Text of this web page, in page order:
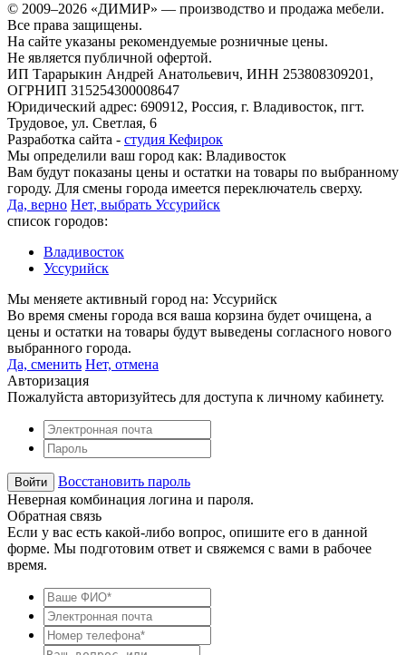
© 2009–2026 «ДИМИР» — производство и продажа мебели.
Все права защищены.
На сайте указаны рекомендуемые розничные цены.
Не является публичной офертой.
ИП Тарарыкин Андрей Анатольевич, ИНН 253808309201,
ОГРНИП 315254300008647
Юридический адрес: 690912, Россия, г. Владивосток, пгт.
Трудовое, ул. Светлая, 6
Разработка сайта - студия Кефирок
Мы определили ваш город как: Владивосток
Вам будут показаны цены и остатки на товары по выбранному
городу. Для смены города имеется переключатель сверху.
Да, верно Нет, выбрать Уссурийск
список городов:
Владивосток
Уссурийск
Мы меняете активный город на: Уссурийск
Во время смены города вся ваша корзина будет очищена, а
цены и остатки на товары будут выведены согласного нового
выбранного города.
Да, сменить Нет, отмена
Авторизация
Пожалуйста авторизуйтесь для доступа к личному кабинету.
Восстановить пароль
Неверная комбинация логина и пароля.
Обратная связь
Если у вас есть какой-либо вопрос, опишите его в данной
форме. Мы подготовим ответ и свяжемся с вами в рабочее
время.